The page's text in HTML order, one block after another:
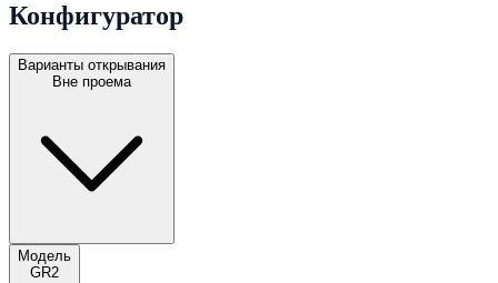
Конфигуратор
Варианты открывания
Вне проема
Модель
GR2